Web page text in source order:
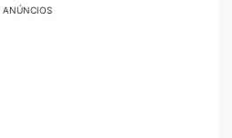
ANÚNCIOS